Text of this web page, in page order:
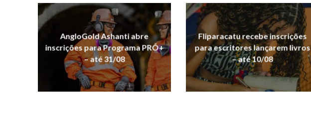
AngloGold Ashanti abre
inscrições para Programa PRÓ+
– até 31/08
Fliparacatu recebe inscrições
para escritores lançarem livros
– até 10/08